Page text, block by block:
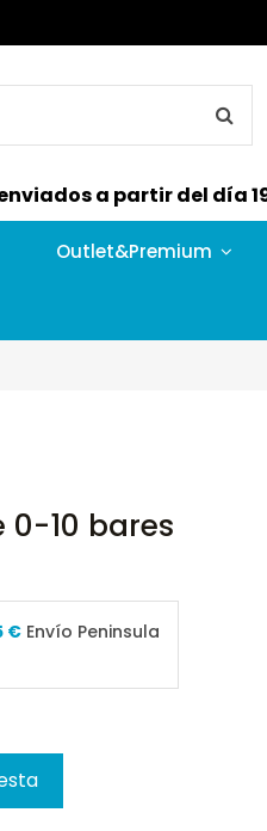
a partir del día
Outlet&Premium
0-10 bares
€ Envío Peninsula